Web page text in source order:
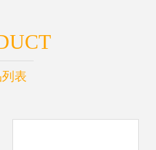
表